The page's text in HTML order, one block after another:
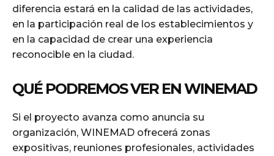
diferencia estará en la calidad de las actividades,
en la participación real de los establecimientos y
en la capacidad de crear una experiencia
reconocible en la ciudad.
QUÉ PODREMOS VER EN WINEMAD
Si el proyecto avanza como anuncia su
organización, WINEMAD ofrecerá zonas
expositivas, reuniones profesionales, actividades